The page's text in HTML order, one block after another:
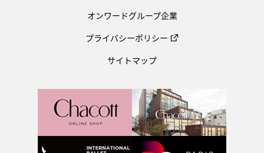
オンワードグループ企業
プライバシーポリシー
サイトマップ